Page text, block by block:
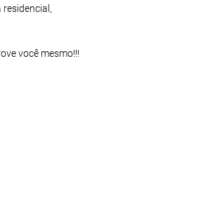
você mesmo!!!